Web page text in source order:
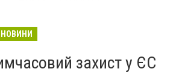
захист у ЄС